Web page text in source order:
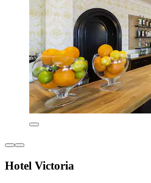
Hotel Victoria